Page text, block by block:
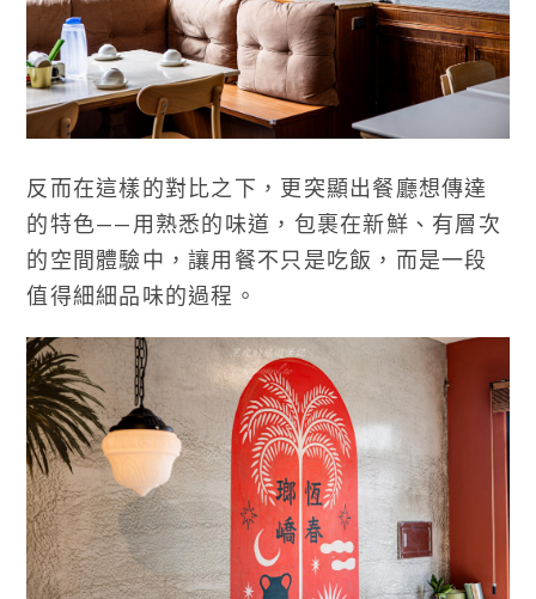
反而在這樣的對比之下，更突顯出餐廳想傳達
的特色——用熟悉的味道，包裹在新鮮、有層次
的空間體驗中，讓用餐不只是吃飯，而是一段
值得細細品味的過程。